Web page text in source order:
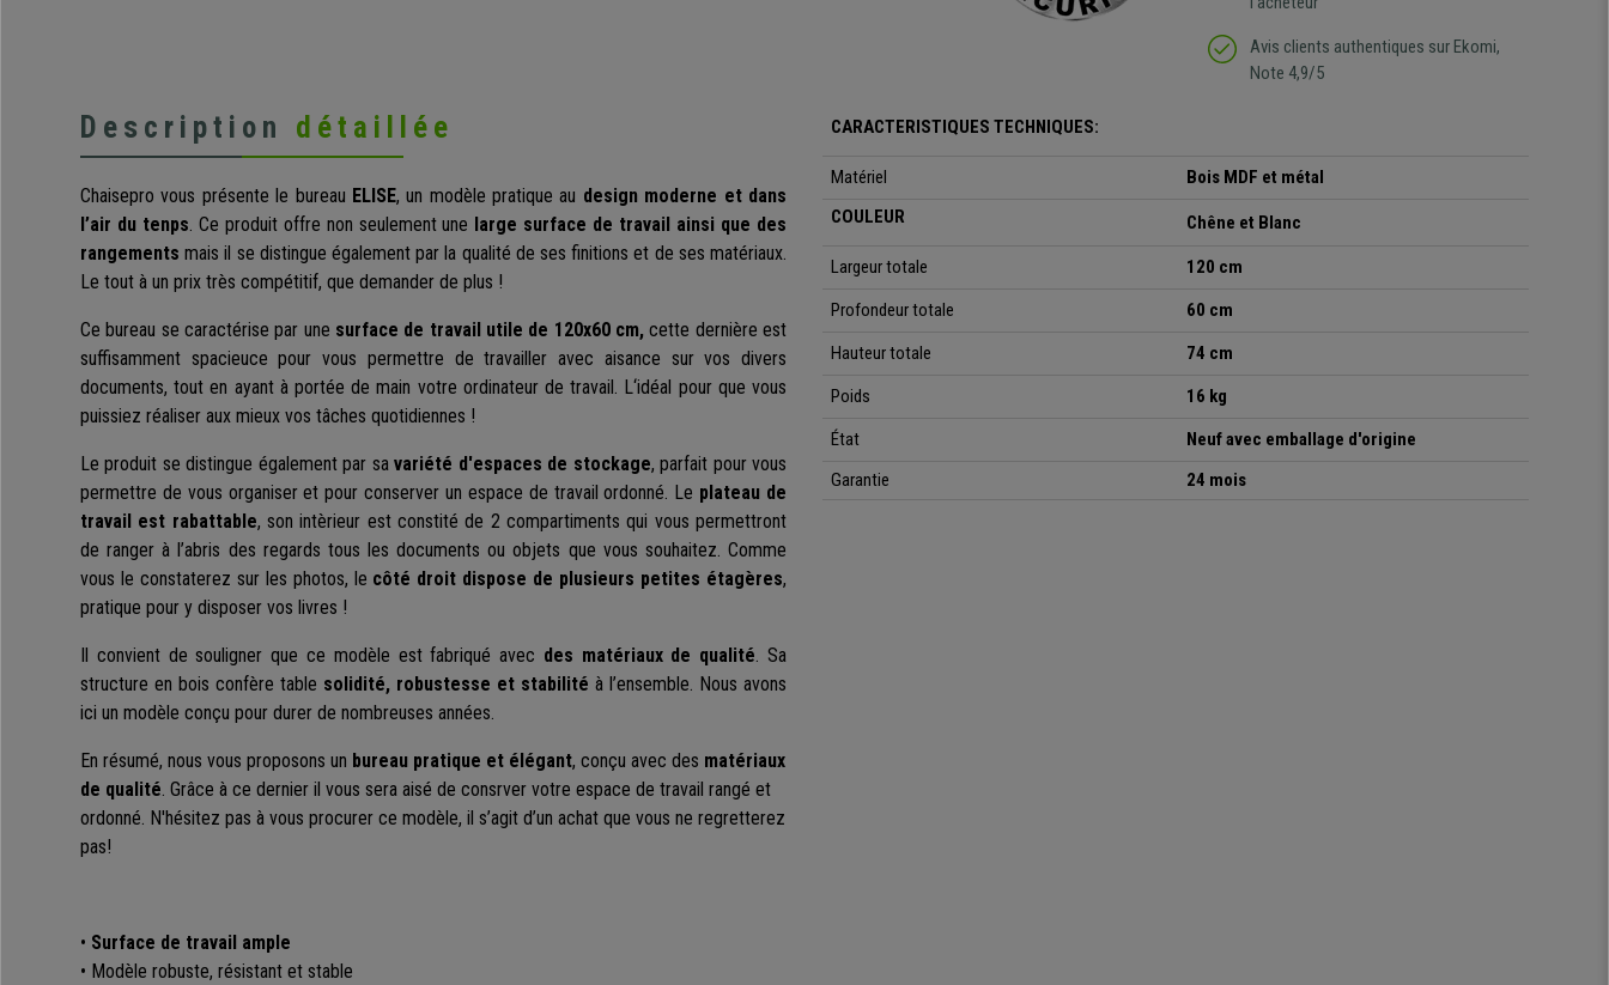
Avis clients authentiques sur Ekomi,
Note 4,9/5
Description détaillée
Chaisepro vous présente le bureau ELISE, un modèle pratique au design moderne et dans
l’air du tenps. Ce produit offre non seulement une large surface de travail ainsi que des
rangements mais il se distingue également par la qualité de ses finitions et de ses matériaux.
Le tout à un prix très compétitif, que demander de plus !
Ce bureau se caractérise par une surface de travail utile de 120x60 cm, cette dernière est
suffisamment spacieuce pour vous permettre de travailler avec aisance sur vos divers
documents, tout en ayant à portée de main votre ordinateur de travail. L‘idéal pour que vous
puissiez réaliser aux mieux vos tâches quotidiennes !
Le produit se distingue également par savariété d'espaces de stockage, parfait pour vous
permettre de vous organiser et pour conserver un espace de travail ordonné. Le plateau de
travail est rabattable, son intèrieur est constité de 2 compartiments qui vous permettront
de ranger à l’abris des regards tous les documents ou objets que vous souhaitez. Comme
vous le constaterez sur les photos, le côté droit dispose de plusieurs petites étagères,
pratique pour y disposer vos livres !
Il convient de souligner que ce modèle est fabriqué avec des matériaux de qualité. Sa
structure en bois confère table solidité, robustesse et stabilité à l’ensemble. Nous avons
ici un modèle conçu pour durer de nombreuses années.
En résumé, nous vous proposons un bureau pratique et élégant, conçu avec des matériaux
de qualité. Grâce à ce dernier il vous sera aisé de consrver votre espace de travail rangé et
ordonné. N'hésitez pas à vous procurer ce modèle, il s’agit d’un achat que vous ne regretterez
pas!
• Surface de travail ample
• Modèle robuste, résistant et stable
CARACTERISTIQUES TECHNIQUES:
Matériel
Bois MDF et métal
COULEUR
Chêne et Blanc
Largeur totale
120 cm
Profondeur totale
60 cm
Hauteur totale
74 cm
Poids
16 kg
État
Neuf avec emballage d'origine
Garantie
24 mois